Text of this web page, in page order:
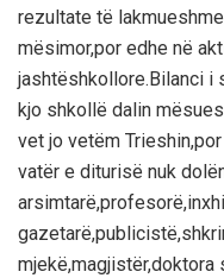
rezultate të
mësimor,por edhe në
jashtëshkollore.Bilanci i
kjo shkollë dalin
vet jo vetëm
vatër e diturisë nuk
mjekë,magjistër,doktora